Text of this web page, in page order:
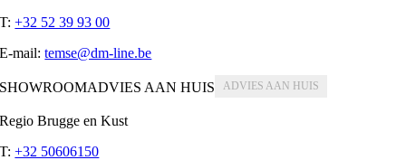
T:+32 52 39 93 00
E-mail:temse@dm-line.be
SHOWROOMADVIES AAN HUIS
Regio Brugge en Kust
T:+32 50606150